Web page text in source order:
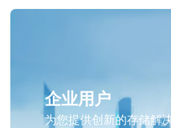
企业用户
为您提供创新的存储解